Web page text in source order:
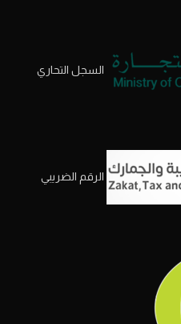
السجل التحاري
الرقم الضريبي